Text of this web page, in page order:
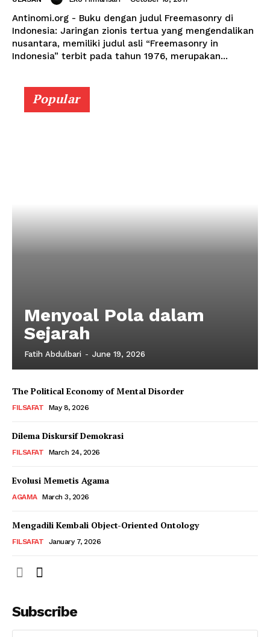
Antinomi.org - Buku dengan judul Freemasonry di
Indonesia: Jaringan zionis tertua yang mengendalikan
nusantara, memiliki judul asli “Freemasonry in
Indonesia” terbit pada tahun 1976, merupakan...
Popular
Menyoal Pola dalam
Sejarah
Fatih Abdulbari - June 19, 2026
The Political Economy of Mental Disorder
FILSAFAT May 8, 2026
Dilema Diskursif Demokrasi
FILSAFAT March 24, 2026
Evolusi Memetis Agama
AGAMA March 3, 2026
Mengadili Kembali Object-Oriented Ontology
FILSAFAT January 7, 2026
Subscribe